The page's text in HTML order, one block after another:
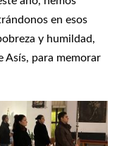
en esos
y humildad,
Asís, para memorar